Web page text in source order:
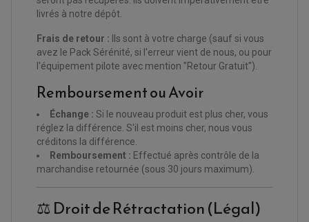
EQUIPEMENT ELECTRIQUE QUAD / SSV
ACCESSOIRES ELECTRIQUE QUAD / SSV
BOITIER CDI QUAD ET SSV
CHARGEUR DE BATTERIE QUAD / SSV
COMPTEUR QUAD / SSV
CONTACTEUR A CLÉ QUAD
DÉMARREUR
ECLAIRAGE LED / HALOGÈNE
livrés à notre dépôt.
Frais de retour : Ils sont à votre charge (sauf si vous
avez le Pack Sérénité, si l'erreur vient de nous, ou pour
l'équipement pilote avec mention "Retour Gratuit").
Remboursement ou Avoir
Échange : Si le nouveau produit est plus cher, vous
réglez la différence. S'il est moins cher, nous vous
créditons la différence.
Remboursement : Effectué après contrôle de la
marchandise retournée (sous 30 jours maximum).
⚖️ Droit de Rétractation (Légal)